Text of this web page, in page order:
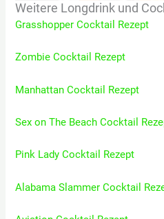
Weitere Longdrink und
Grasshopper Cocktail Rezept
Zombie Cocktail Rezept
Manhattan Cocktail Rezept
Sex on The Beach Cocktail
Pink Lady Cocktail Rezept
Alabama Slammer Cocktail